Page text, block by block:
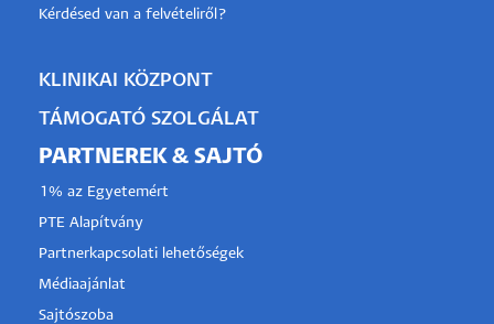
Kérdésed van a felvételiről?
KLINIKAI KÖZPONT
TÁMOGATÓ SZOLGÁLAT
PARTNEREK & SAJTÓ
1% az Egyetemért
PTE Alapítvány
Partnerkapcsolati lehetőségek
Médiaajánlat
Sajtószoba